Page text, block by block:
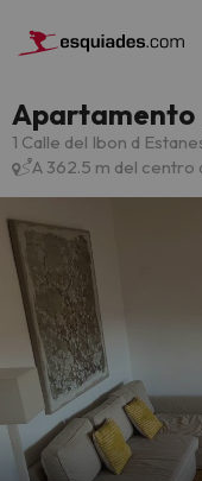
Apartamento
1 Calle del Ibon d
A 362.5 m del centro